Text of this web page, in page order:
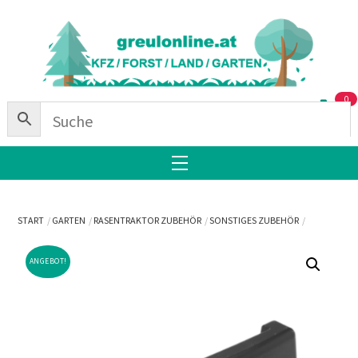
0
Menu
START GARTEN RASENTRAKTOR ZUBEHÖR SONSTIGES ZUBEHÖR
ANGEBOT!
To
Top